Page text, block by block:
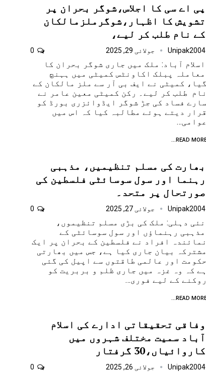
پی اے سی کا اجلاس،شوگر بحران پر
تشویش کا اظہار،شوگرملزمالکان
کے نام طلب کر لیے،
Unipak2004 جولائی 29, 2025
اسلام آباد: ملک میں جاری شوگر بحران کا
معاملہ پبلک اکاونٹس کمیٹی میں ہہنچ
گیا، کمیٹی نے ایف بی آر سے ملز مالکان کے
نام طلب کر لیے۔ رکن کمیٹی معین عامر نے
سارے فساد کی جڑ شوگر ایڈوائزری بورڈ کو
قرار دیتے ہوئے مطالبہ کیا کہ اس میں
عوامی…
READ
بھارت کی مسلم تنظیمیں، مذہبی
رہنما اور سول سوسائٹی فلسطین کی
صورتحال پر متحد۔
Unipak2004 جولائی 27, 2025
نئی دہلی: ملک کی بڑی مسلم تنظیموں،
مذہبی رہنماؤں اور سول سوسائٹی کے
نمائندہ افراد نے فلسطین کے بحران پر ایک
مشترکہ بیان جاری کیا ہے، جس میں بھارتی
حکومت اور عالمی طاقتوں سے اپیل کی گئی
ہے کہ وہ غزہ میں جاری ظلم و بربریت کو
روکنے کے لیے فوری…
READ
وفاقی تحقیقاتی ادارے کی اسلام
آباد سمیت مختلف شہروں میں
کاروائیاں،30 گرفتار
Unipak2004 جولائی 26, 2025